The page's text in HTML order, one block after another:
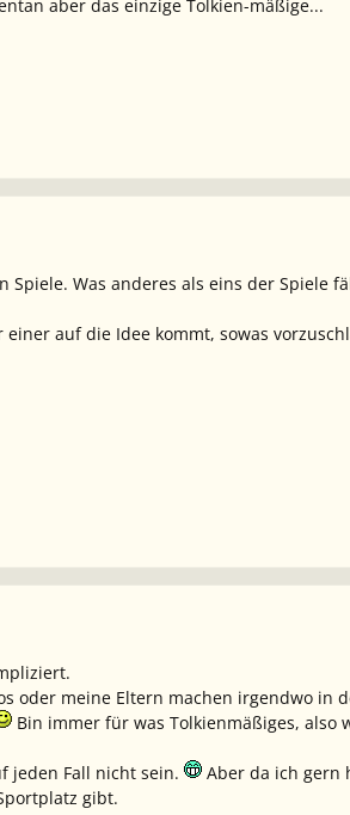
aber das einzige Tolkien-mäßige...
Was anderes als eins der Spiele
auf die Idee kommt, sowas
oder meine Eltern machen irgendwo in
Bin immer für was Tolkienmäßiges, also
jeden Fall nicht sein.
Aber da ich gern
gibt.